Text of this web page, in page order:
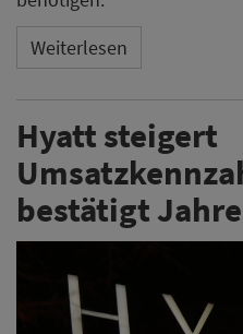
Weiterlesen
Hyatt steigert
bestätigt